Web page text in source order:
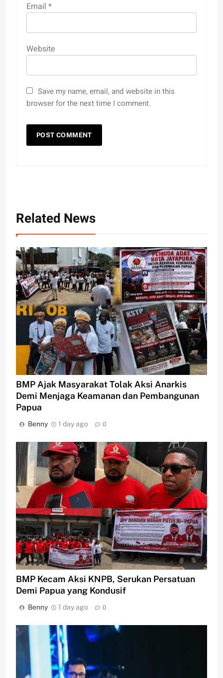
Email *
Website
Save my name, email, and website in this
browser for the next time I comment.
Related News
BMP Ajak Masyarakat Tolak Aksi Anarkis
Demi Menjaga Keamanan dan Pembangunan
Papua
Benny 1 day ago 0
BMP Kecam Aksi KNPB, Serukan Persatuan
Demi Papua yang Kondusif
Benny 1 day ago 0